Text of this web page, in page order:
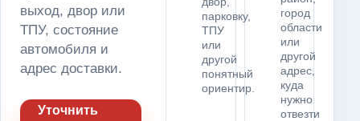
выход, двор или
ТПУ, состояние
автомобиля и
адрес доставки.
Уточнить
парковку,
ТПУ
или
другой
понятный
ориентир.
город
области
или
другой
адрес,
куда
нужно
отвезти